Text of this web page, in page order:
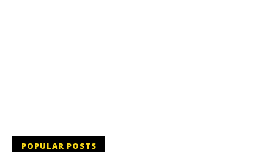
POPULAR POSTS